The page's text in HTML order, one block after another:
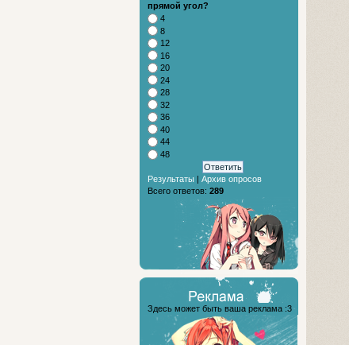
прямой угол?
4
8
12
16
20
24
28
32
36
40
44
48
Результаты| Архив опросов
Всего ответов: 289
Здесь может быть ваша реклама :3